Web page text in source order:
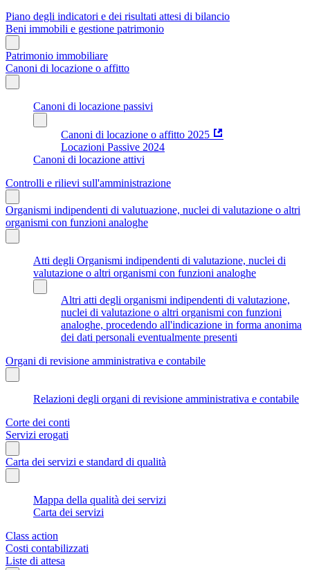
Piano degli indicatori e dei risultati attesi di bilancio
Beni immobili e gestione patrimonio
Patrimonio immobiliare
Canoni di locazione o affitto
Canoni di locazione passivi
Canoni di locazione o affitto 2025
Locazioni Passive 2024
Canoni di locazione attivi
Controlli e rilievi sull'amministrazione
Organismi indipendenti di valutuazione, nuclei di valutazione o altri
organismi con funzioni analoghe
Atti degli Organismi indipendenti di valutazione, nuclei di
valutazione o altri organismi con funzioni analoghe
Altri atti degli organismi indipendenti di valutazione,
nuclei di valutazione o altri organismi con funzioni
analoghe, procedendo all'indicazione in forma anonima
dei dati personali eventualmente presenti
Organi di revisione amministrativa e contabile
Relazioni degli organi di revisione amministrativa e contabile
Corte dei conti
Servizi erogati
Carta dei servizi e standard di qualità
Mappa della qualità dei servizi
Carta dei servizi
Class action
Costi contabilizzati
Liste di attesa